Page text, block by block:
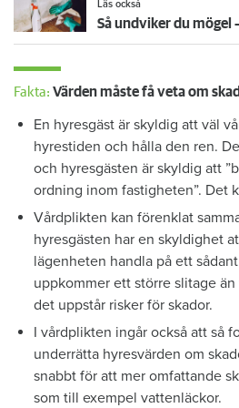
Läs också
Fakta: Värden måste få veta om
En hyresgäst är skyldig att väl
hyrestiden och hålla den ren.
och hyresgästen är skyldig att
ordning inom fastigheten”. Det
Vårdplikten kan förenklat
hyresgästen har en skyldighet
lägenheten handla på ett
uppkommer ett större slitage
det uppstår risker för skador.
I vårdplikten ingår också att så
underrätta hyresvärden om
snabbt för att mer omfattande
som till exempel vattenläckor.